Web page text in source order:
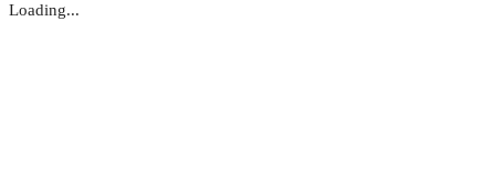
Loading...